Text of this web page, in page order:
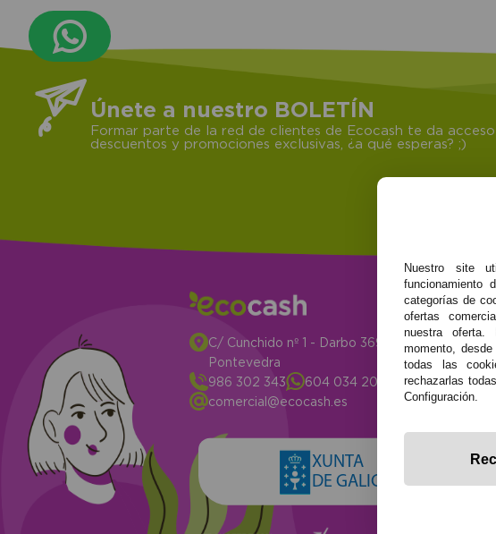
Únete a nuestro BOLETÍN
Formar parte de la red de clientes de Ecocash te da
descuentos y promociones exclusivas, ¿a qué esperas? ;)
C/ Cunchido nº 1 - Darbo 36940
Cangas
Pontevedra
986 302 343
604 034 204
comercial@ecocash.es
XUNTA
DE GALICIA
Unión
Nuestro site
funcionamiento
categorías de
ofertas
nuestra oferta.
momento,
todas las
rechazarlas
Configuración.